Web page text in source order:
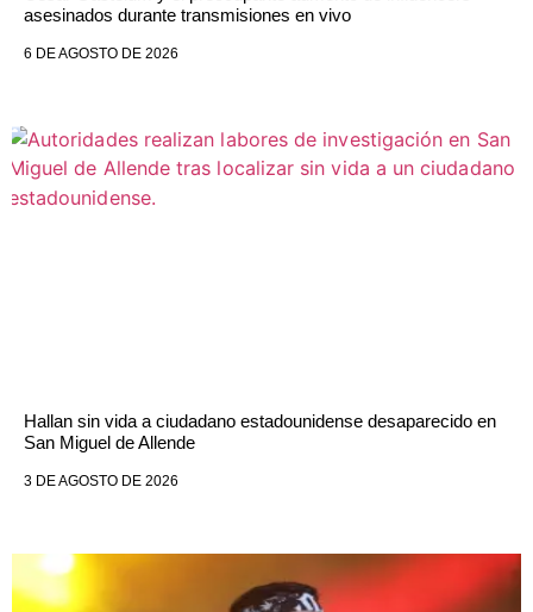
asesinados durante transmisiones en vivo
6 DE AGOSTO DE 2026
Hallan sin vida a ciudadano estadounidense desaparecido en
San Miguel de Allende
3 DE AGOSTO DE 2026